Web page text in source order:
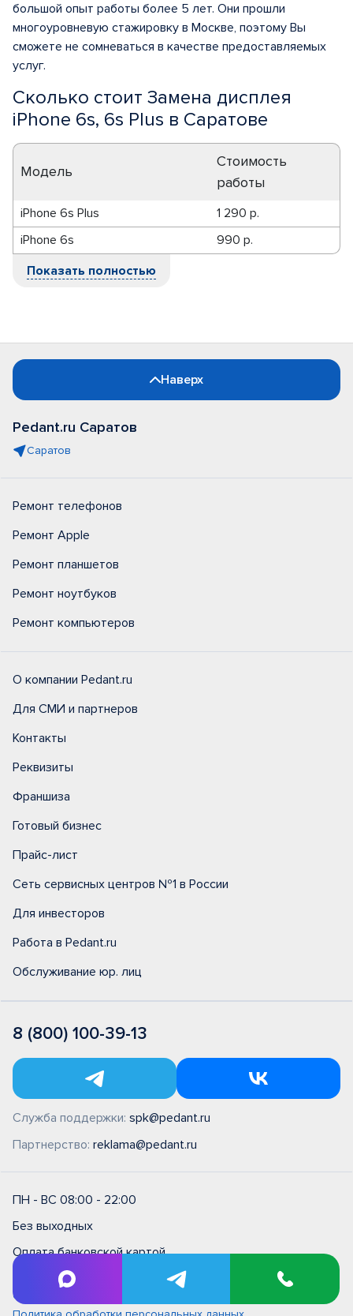
большой опыт работы более 5 лет. Они прошли
многоуровневую стажировку в Москве, поэтому Вы
сможете не сомневаться в качестве предоставляемых
услуг.
Сколько стоит Замена дисплея
iPhone 6s, 6s Plus в Саратове
Модель
Стоимость
работы
iPhone 6s Plus
1 290 р.
iPhone 6s
990 р.
Показать полностью
Наверх
Pedant.ru Саратов
Саратов
Ремонт телефонов
Ремонт Apple
Ремонт планшетов
Ремонт ноутбуков
Ремонт компьютеров
О компании Pedant.ru
Для СМИ и партнеров
Контакты
Реквизиты
Франшиза
Готовый бизнес
Прайс-лист
Сеть сервисных центров №1 в России
Для инвесторов
Работа в Pedant.ru
Обслуживание юр. лиц
8 (800) 100-39-13
Служба поддержки: spk@pedant.ru
Партнерство: reklama@pedant.ru
ПН - ВС 08:00 - 22:00
Без выходных
Оплата банковской картой
Правила и условия на выполнение ремонтных работ в
сервисном центре типовые (единые)